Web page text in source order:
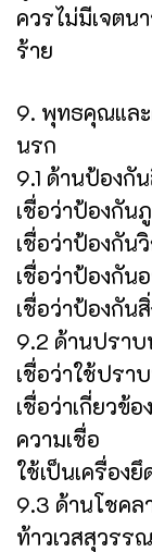
ควรไม่มีเจตน
ร้าย
9. พุทธคุณแล
นรก
9.1 ด้านป้องกั
เชื่อว่าป้องกัน
เชื่อว่าป้องกั
เชื่อว่าป้องกัน
เชื่อว่าป้องกัน
9.2 ด้านปราบ
เชื่อว่าใช้ปรา
เชื่อว่าเกี่ยวข้
ความเชื่อ
ใช้เป็นเครื่อง
9.3 ด้านโชค
ท้าวเวสสุวรร